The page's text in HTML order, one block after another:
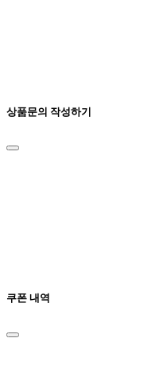
상품문의 작성하기
쿠폰 내역